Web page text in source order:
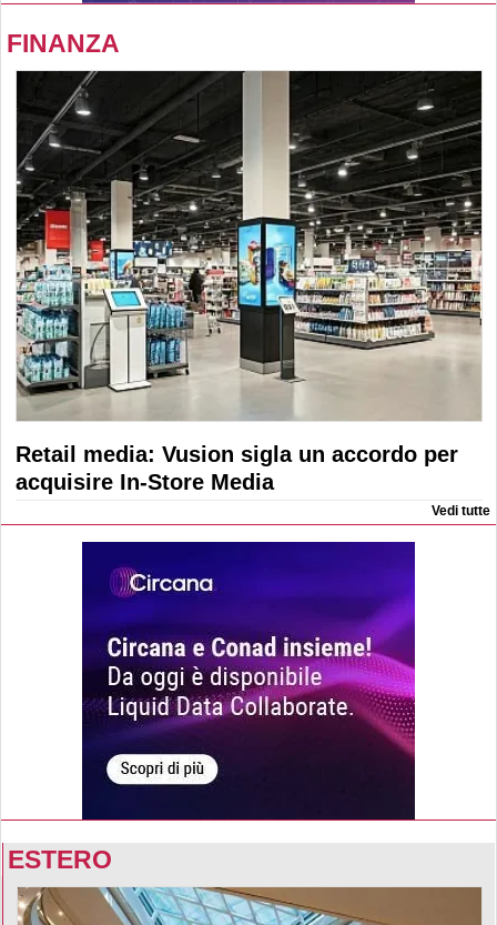
FINANZA
Retail media: Vusion sigla un accordo per
acquisire In-Store Media
Vedi tutte
ESTERO